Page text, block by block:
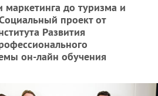
до туризма и
проект от
Развития
он-лайн обучения